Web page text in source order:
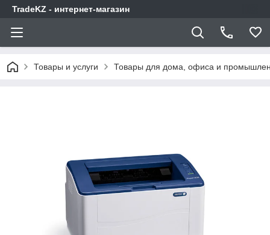
TradeKZ - интернет-магазин
Товары и услуги Товары для дома, офиса и